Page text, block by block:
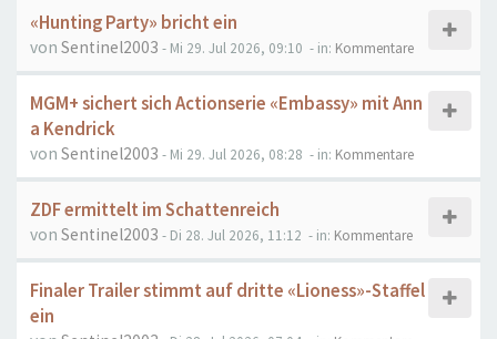
«Hunting Party» bricht ein
von Sentinel2003 - Mi 29. Jul 2026, 09:10 - in: Kommentare
MGM+ sichert sich Actionserie «Embassy» mit Ann
a Kendrick
von Sentinel2003 - Mi 29. Jul 2026, 08:28 - in: Kommentare
ZDF ermittelt im Schattenreich
von Sentinel2003 - Di 28. Jul 2026, 11:12 - in: Kommentare
Finaler Trailer stimmt auf dritte «Lioness»-Staffel
ein